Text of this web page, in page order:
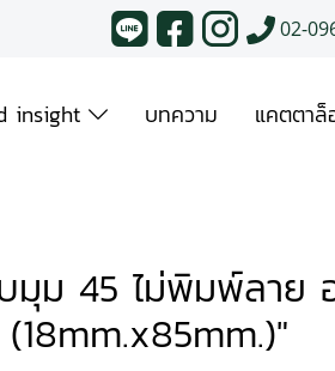
02-
insight บทความ แคตตาล็
บมุม 45 ไม่พิมพ์ลาย